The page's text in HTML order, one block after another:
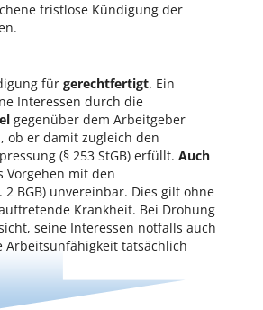
fristlose Kündigung der
für gerechtfertigt. Ein
Interessen durch die
gegenüber dem Arbeitgeber
ob er damit zugleich den
(§ 253 StGB) erfüllt. Auch
Vorgehen mit den
BGB) unvereinbar. Dies gilt ohne
Krankheit. Bei Drohung
seine Interessen notfalls auch
Arbeitsunfähigkeit tatsächlich